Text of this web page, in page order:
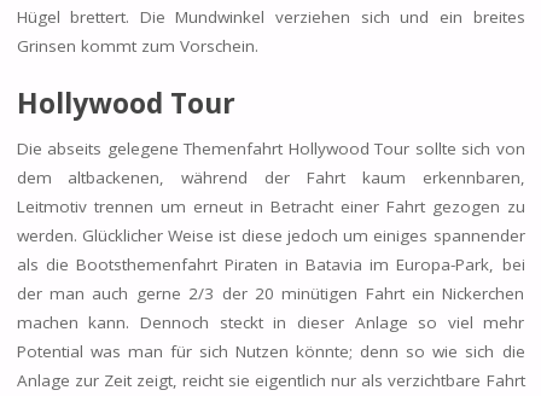
Hügel brettert. Die Mundwinkel verziehen sich und ein breites
Grinsen kommt zum Vorschein.
Hollywood Tour
Die abseits gelegene Themenfahrt Hollywood Tour sollte sich von
dem altbackenen, während der Fahrt kaum erkennbaren,
Leitmotiv trennen um erneut in Betracht einer Fahrt gezogen zu
werden. Glücklicher Weise ist diese jedoch um einiges spannender
als die Bootsthemenfahrt Piraten in Batavia im Europa-Park, bei
der man auch gerne 2/3 der 20 minütigen Fahrt ein Nickerchen
machen kann. Dennoch steckt in dieser Anlage so viel mehr
Potential was man für sich Nutzen könnte; denn so wie sich die
Anlage zur Zeit zeigt, reicht sie eigentlich nur als verzichtbare Fahrt